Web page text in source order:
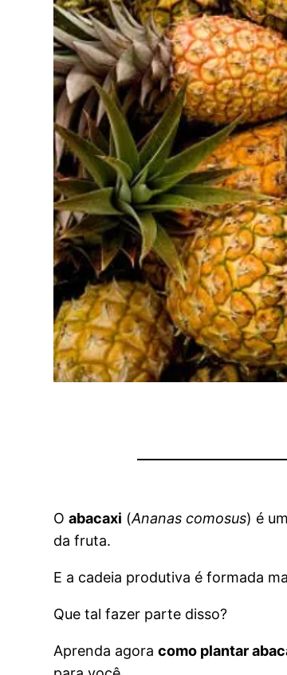
Oabacaxi (Ananas comosus) é
da fruta.
E a cadeia produtiva é formada
Que tal fazer parte disso?
Aprenda agoracomo plantar